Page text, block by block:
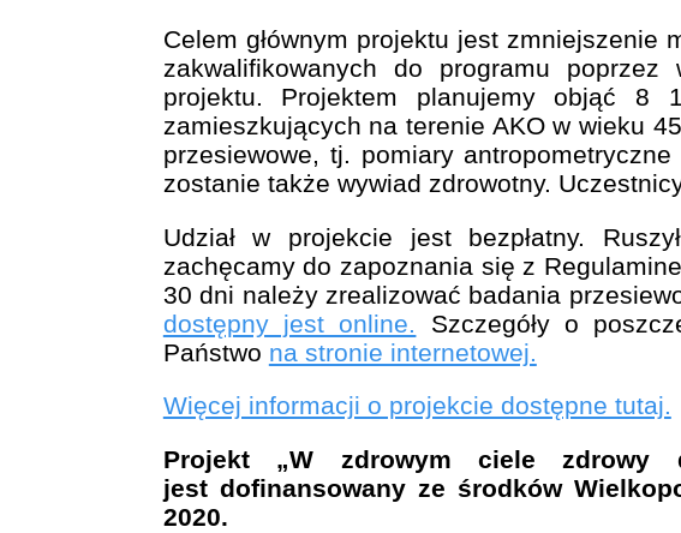
Celem głównym projektu jest zmniejszenie
zakwalifikowanych do programu
projektu. Projektem planujemy objąć
zamieszkujących na terenie AKO w wieku
przesiewowe, tj. pomiary
zostanie także wywiad zdrowotny.
Udział w projekcie jest bezpłatny.
zachęcamy do zapoznania się z
30 dni należy zrealizować badania
dostępny jest online.
Szczegóły o
Państwo na stronie internetowej.
Więcej informacji o projekcie dostępne tutaj.
Projekt „W zdrowym ciele zdrowy
jest dofinansowany ze środków
2020.